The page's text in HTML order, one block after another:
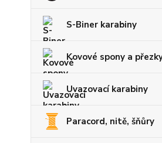
S-Biner karabiny
Kovové spony a
Uvazovací karabiny
Paracord, nitě, šňůry